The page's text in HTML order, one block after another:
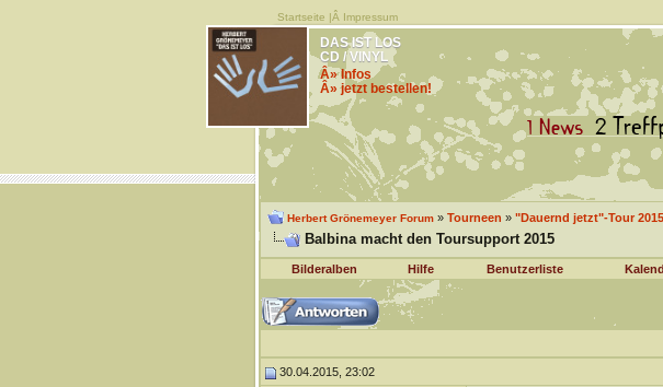
Startseite |Â Impressum
DAS IST LOS
CD / VINYL
Â» Infos
Â» jetzt bestellen!
Herbert Grönemeyer Forum» Tourneen » "Dauernd jetzt"-Tour
Balbina macht den Toursupport 2015
Bilderalben Hilfe Benutzerliste
30.04.2015, 23:02